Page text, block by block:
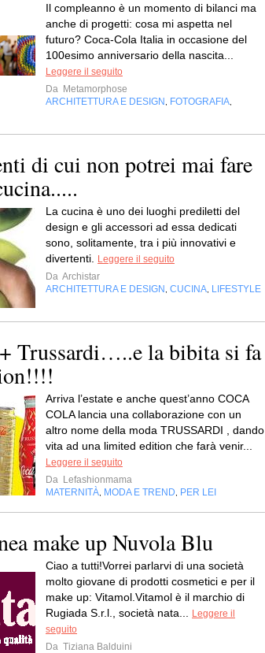
Il compleanno è un momento di bilanci ma
anche di progetti: cosa mi aspetta nel
futuro? Coca-Cola Italia in occasione del
100esimo anniversario della nascita...
Leggere il seguito
Da Metamorphose
ARCHITETTURA E DESIGN
FOTOGRAFIA
di cui non potrei mai fare
La cucina è uno dei luoghi prediletti del
design e gli accessori ad essa dedicati
sono, solitamente, tra i più innovativi e
divertenti.
Leggere il seguito
Da Archistar
ARCHITETTURA E DESIGN CUCINA LIFESTYLE
Trussardi…..e la bibita si fa
Arriva l’estate e anche quest’anno COCA
COLA lancia una collaborazione con un
altro nome della moda TRUSSARDI , dando
vita ad una limited edition che farà venir...
Leggere il seguito
Da Lefashionmama
MATERNITÀ MODA E TREND PER LEI
make up Nuvola Blu
Ciao a tutti!Vorrei parlarvi di una società
molto giovane di prodotti cosmetici e per il
make up: Vitamol.Vitamol è il marchio di
Rugiada S.r.l., società nata...
Leggere il
seguito
Da Tiziana Balduini